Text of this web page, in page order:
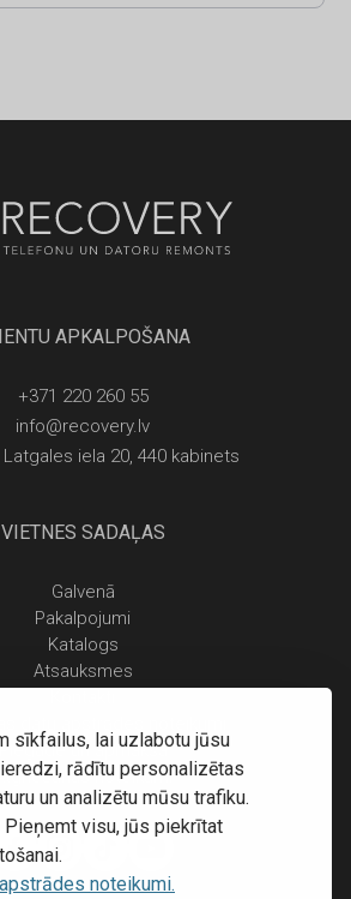
sīkfailus, lai uzlabotu jūsu
rādītu personalizētas
un analizētu mūsu trafiku.
visu, jūs piekrītat
noteikumi.
APKALPOŠANA
+371 220 260 55
info@recovery.lv
Latgales iela 20, 440 kabinets
VIETNES SADAĻAS
Galvenā
Pakalpojumi
Katalogs
Atsauksmes
Piegāde un apmaksa
noteikumi